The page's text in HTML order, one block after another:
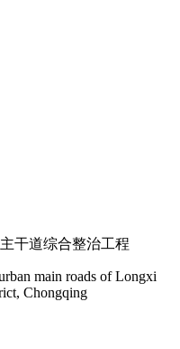
干道综合整治工程
main roads of Longxi
Chongqing